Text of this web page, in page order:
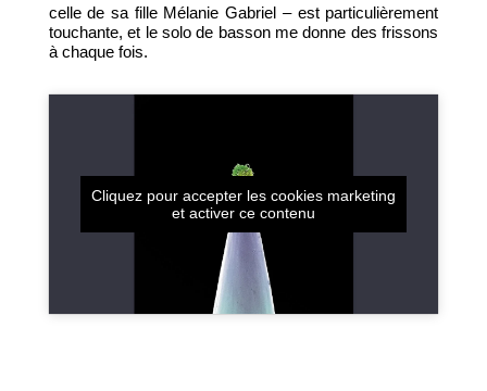
celle de sa fille Mélanie Gabriel – est particulièrement
touchante, et le solo de basson me donne des frissons
à chaque fois.
Cliquez pour accepter les cookies marketing
et activer ce contenu